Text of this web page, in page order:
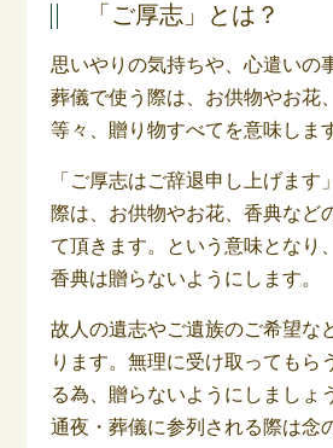
「ご厚志」とは？
思いやりの気持ちや、心遣いの
葬儀で使う際は、お供物やお花
等々、贈り物すべてを意味しま
「ご厚志はご辞退申し上げます
際は、お供物やお花、香典など
て頂きます。という意味となり
香典は贈らないようにします。
故人の遺志やご遺族のご希望な
ります。無理に受け取ってもら
る為、贈らないようにしましょ
通夜・葬儀に参列される際は念